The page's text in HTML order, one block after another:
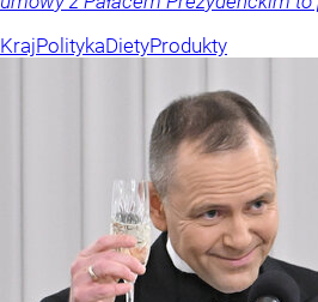
KrajPolitykaDietyProdukty